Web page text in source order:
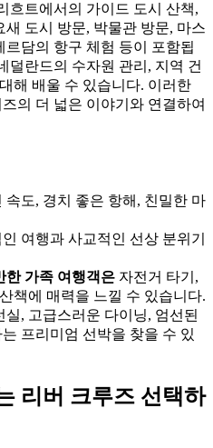
흐트에서의 가이드 도시 산책,
도시 방문, 박물관 방문, 마스
담의 항구 체험 등이 포함됩
덜란드의 수자원 관리, 지역 건
해 배울 수 있습니다. 이러한
의 더 넓은 이야기와 연결하여
속도, 경치 좋은 항해, 친밀한 마
여행과 사교적인 선상 분위기
한 가족 여행객은 자전거 타기,
책에 매력을 느낄 수 있습니다.
실, 고급스러운 다이닝, 엄선된
프리미엄 선박을 찾을 수 있
리버 크루즈 선택하